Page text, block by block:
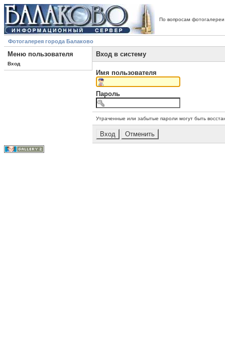
По вопросам
Фотогалерея города Балаково
Меню пользователя
Вход
Вход в систему
Имя пользователя
Пароль
Утраченные или забытые пароли могут быть